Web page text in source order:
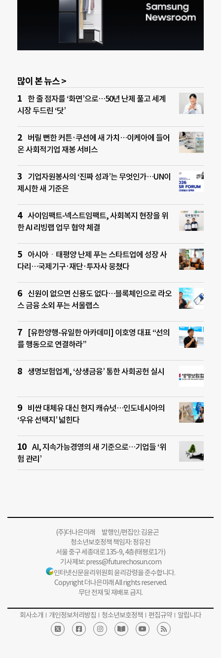
많이 본 뉴스 >
한 줄 점자를 ‘화면’으로…50년 난제 풀고 세계
시장 두드린 ‘닷’
버릴 뻔한 커튼·쿠션에 새 가치…이케아에 들어
온 사회적기업 재봉 서비스
기업자원봉사의 ‘진짜 성과’는 무엇인가…UN이
제시한 새 기준은
사이임팩트-넥스트임팩트, 사회복지 현장을 위
한 AI 리빙랩 업무 협약 체결
아시아ㆍ태평양 난제 푸는 스타트업에 성장 사
다리…국제기구·재단·투자사 뭉쳤다
신원이 없으면 신용도 없다…블록체인으로 라오
스 금융 소외 푸는 서울랩스
[유한양행-유일한 아카데미] 이호영 대표 “선의
를 행동으로 연결하라”
생명보험업계, ‘상생금융’ 통한 사회공헌 실시
비싼 대체유 대신 현지 캐슈넛…인도네시아의
‘우유 선택지’ 넓힌다
AI, 지속가능경영의 새 기준으로…기업들 ‘위
험 관리’
(주)더나은미래 발행인/편집인: 김윤곤
청소년보호정책 책임자: 정유진
서울 중구 세종대로 135-9, 4층(태평로1가)
기사제보:press@futurechosun.com
인터넷신문윤리위원회 윤리강령을 준수합니다.
Copyright 더나은미래 All rights reserved.
무단 전재 및 재배포 금지.
회사소개 개인정보처리방침 청소년보호정책 편집규약 알립니다